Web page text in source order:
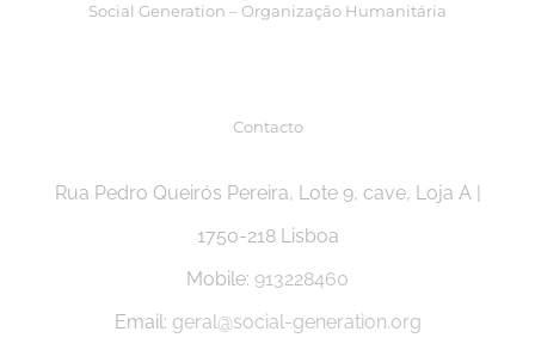
Social Generation – Organização Humanitária
Contacto
Rua Pedro Queirós Pereira, Lote 9, cave, Loja A |
1750-218 Lisboa
Mobile: 913228460
Email: geral@social-generation.org